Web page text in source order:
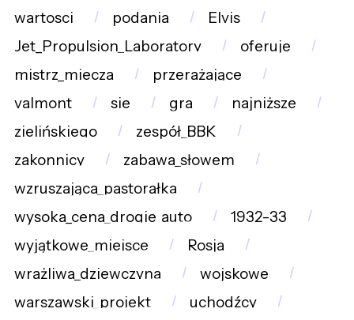
wartosci
podania
Elvis
Jet_Propulsion_Laboratory
oferuje
mistrz_miecza
przerażające
valmont
sie gra
najniższe
zielińskiego
zespół_BBK
zakonnicy
zabawa_słowem
wzruszająca_pastorałka
wysoka_cena_drogie_auto
1932-33
wyjątkowe_miejsce
Rosja
wrażliwa_dziewczyna
wojskowe
warszawski_projekt
uchodźcy